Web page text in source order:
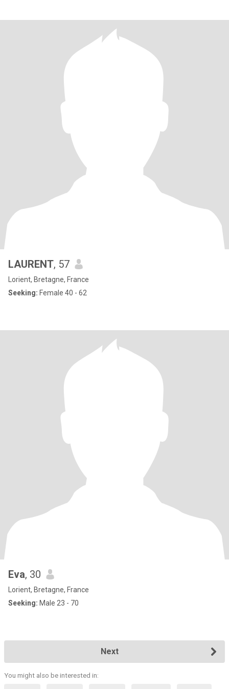
LAURENT, 57
Lorient, Bretagne, France
Seeking: Female 40 - 62
Eva, 30
Lorient, Bretagne, France
Seeking: Male 23 - 70
Next
You might also be interested in: